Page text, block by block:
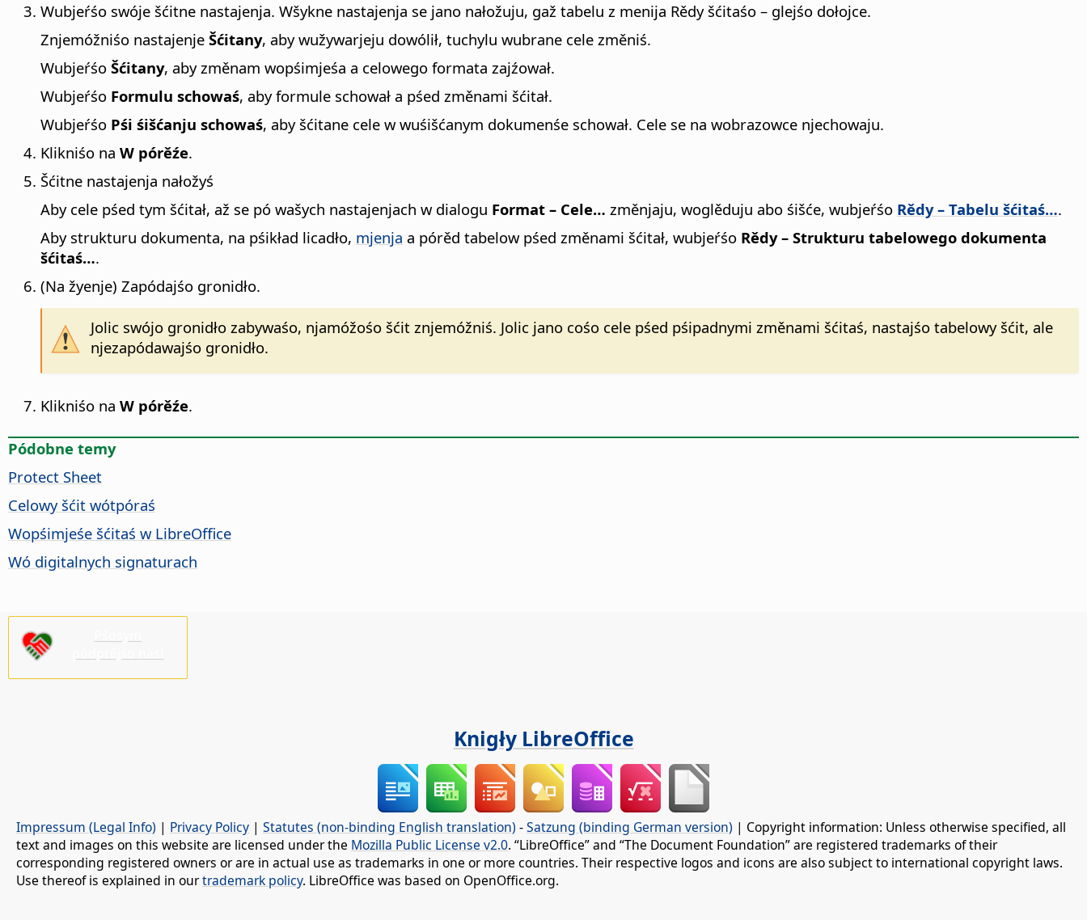
Wubjeŕśo swóje šćitne nastajenja. Wšykne nastajenja se jano nałožuju, gaž tabelu z menija Rědy šćitaśo – glejśo dołojce.
Znjemóžniśo nastajenje Šćitany, aby wužywarjeju dowólił, tuchylu wubrane cele změniś.
Wubjeŕśo Šćitany, aby změnam wopśimjeśa a celowego formata zajźował.
Wubjeŕśo Formulu schowaś, aby formule schował a pśed změnami šćitał.
Wubjeŕśo Pśi śišćanju schowaś, aby šćitane cele w wuśišćanym dokumenśe schował. Cele se na wobrazowce njechowaju.
Klikniśo na W pórěźe.
Šćitne nastajenja nałožyś
Aby cele pśed tym šćitał, až se pó wašych nastajenjach w dialogu Format – Cele… změnjaju, woglěduju abo śišće, wubjeŕśo Rědy – Tabelu šćitaś….
Aby strukturu dokumenta, na pśikład licadło, mjenja a pórěd tabelow pśed změnami šćitał, wubjeŕśo Rědy – Strukturu tabelowego dokumenta
šćitaś….
(Na žyenje) Zapódajśo gronidło.
Jolic swójo gronidło zabywaśo, njamóžośo šćit znjemóžniś. Jolic jano cośo cele pśed pśipadnymi změnami šćitaś, nastajśo tabelowy šćit, ale
njezapódawajśo gronidło.
Klikniśo na W pórěźe.
Pódobne temy
Protect Sheet
Celowy šćit wótpóraś
Wopśimjeśe šćitaś w LibreOffice
Wó digitalnych signaturach
Knigły LibreOffice
Impressum (Legal Info) | Privacy Policy | Statutes (non-binding English translation) -Satzung (binding German version) | Copyright information: Unless otherwise specified, all
text and images on this website are licensed under the Mozilla Public License v2.0. “LibreOffice” and “The Document Foundation” are registered trademarks of their
corresponding registered owners or are in actual use as trademarks in one or more countries. Their respective logos and icons are also subject to international copyright laws.
Use thereof is explained in ourtrademark policy. LibreOffice was based on OpenOffice.org.